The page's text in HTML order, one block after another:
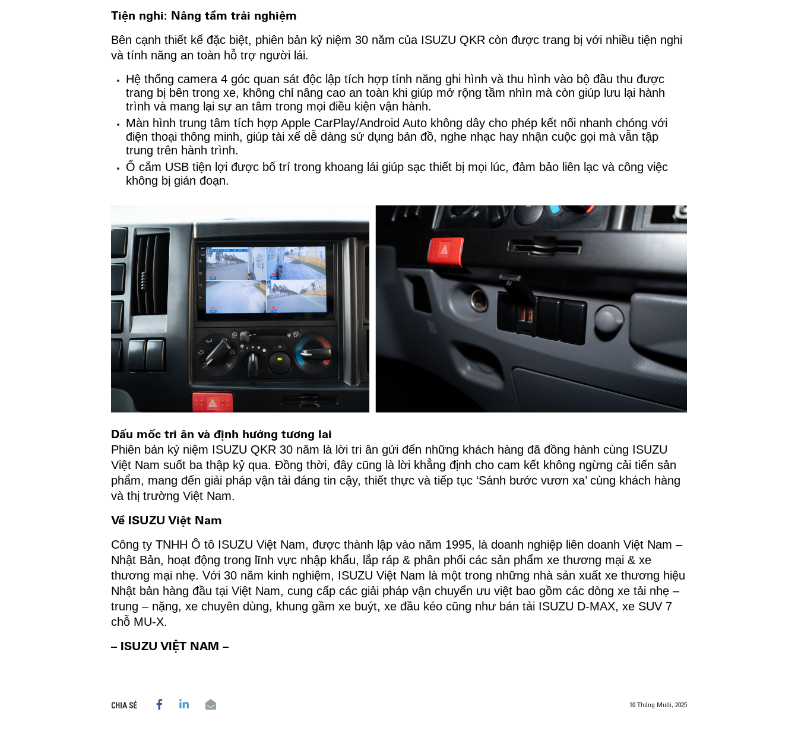
Tiện nghi: Nâng tầm trải nghiệm
Bên cạnh thiết kế đặc biệt, phiên bản kỷ niệm 30 năm của ISUZU QKR còn được trang bị với nhiều tiện nghi
và tính năng an toàn hỗ trợ người lái.
Hệ thống camera 4 góc quan sát độc lập tích hợp tính năng ghi hình và thu hình vào bộ đầu thu được
trang bị bên trong xe, không chỉ nâng cao an toàn khi giúp mở rộng tầm nhìn mà còn giúp lưu lại hành
trình và mang lại sự an tâm trong mọi điều kiện vận hành.
Màn hình trung tâm tích hợp Apple CarPlay/Android Auto không dây cho phép kết nối nhanh chóng với
điện thoại thông minh, giúp tài xế dễ dàng sử dụng bản đồ, nghe nhạc hay nhận cuộc gọi mà vẫn tập
trung trên hành trình.
Ổ cắm USB tiện lợi được bố trí trong khoang lái giúp sạc thiết bị mọi lúc, đảm bảo liên lạc và công việc
không bị gián đoạn.
Dấu mốc tri ân và định hướng tương lai
Phiên bản kỷ niệm ISUZU QKR 30 năm là lời tri ân gửi đến những khách hàng đã đồng hành cùng ISUZU
Việt Nam suốt ba thập kỷ qua. Đồng thời, đây cũng là lời khẳng định cho cam kết không ngừng cải tiến sản
phẩm, mang đến giải pháp vận tải đáng tin cậy, thiết thực và tiếp tục ‘Sánh bước vươn xa’ cùng khách hàng
và thị trường Việt Nam.
Về ISUZU Việt Nam
Công ty TNHH Ô tô ISUZU Việt Nam, được thành lập vào năm 1995, là doanh nghiệp liên doanh Việt Nam –
Nhật Bản, hoạt động trong lĩnh vực nhập khẩu, lắp ráp & phân phối các sản phẩm xe thương mại & xe
thương mại nhẹ. Với 30 năm kinh nghiệm, ISUZU Việt Nam là một trong những nhà sản xuất xe thương hiệu
Nhật bản hàng đầu tại Việt Nam, cung cấp các giải pháp vận chuyển ưu việt bao gồm các dòng xe tải nhẹ –
trung – nặng, xe chuyên dùng, khung gầm xe buýt, xe đầu kéo cũng như bán tải ISUZU D-MAX, xe SUV 7
chỗ MU-X.
– ISUZU VIỆT NAM –
CHIA SẺ 10 Tháng Mười, 2025